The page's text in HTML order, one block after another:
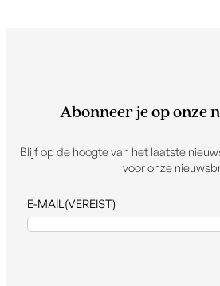
Abonneer je op onze
Blijf op de hoogte van het laatste
voor onze
E-MAIL (VEREIST)